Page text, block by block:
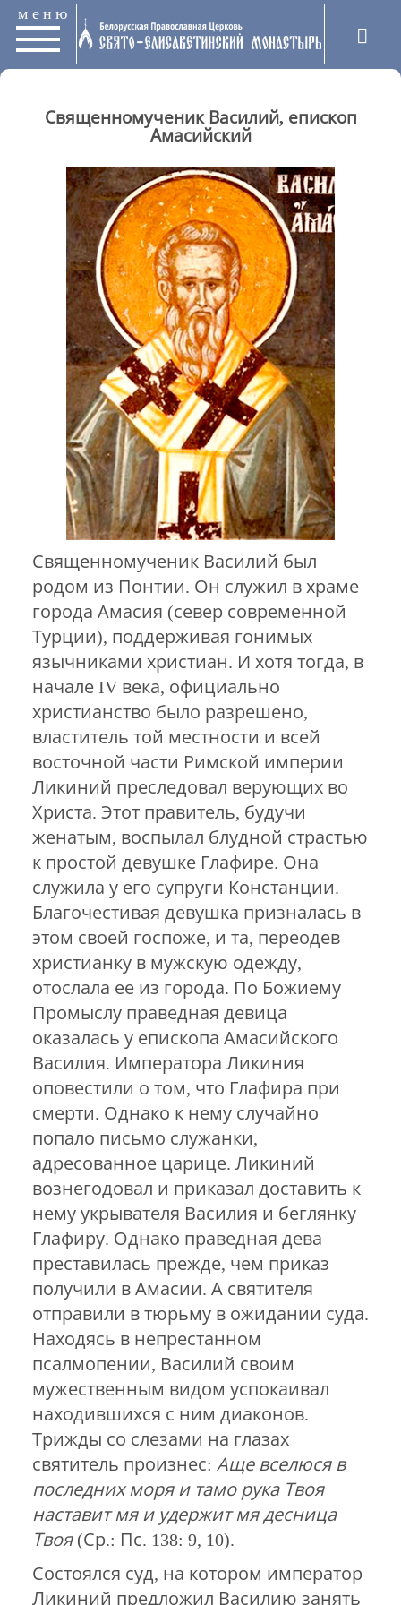
меню
Священномученик Василий, епископ
Амасийский
Священномученик Василий был
родом из Понтии. Он служил в храме
города Амасия (север современной
Турции), поддерживая гонимых
язычниками христиан. И хотя тогда, в
начале IV века, официально
христианство было разрешено,
властитель той местности и всей
восточной части Римской империи
Ликиний преследовал верующих во
Христа. Этот правитель, будучи
женатым, воспылал блудной страстью
к простой девушке Глафире. Она
служила у его супруги Констанции.
Благочестивая девушка призналась в
этом своей госпоже, и та, переодев
христианку в мужскую одежду,
отослала ее из города. По Божиему
Промыслу праведная девица
оказалась у епископа Амасийского
Василия. Императора Ликиния
оповестили о том, что Глафира при
смерти. Однако к нему случайно
попало письмо служанки,
адресованное царице. Ликиний
вознегодовал и приказал доставить к
нему укрывателя Василия и беглянку
Глафиру. Однако праведная дева
преставилась прежде, чем приказ
получили в Амасии. А святителя
отправили в тюрьму в ожидании суда.
Находясь в непрестанном
псалмопении, Василий своим
мужественным видом успокаивал
находившихся с ним диаконов.
Трижды со слезами на глазах
святитель произнес: Аще вселюся в
последних моря и тамо рука Твоя
наставит мя и удержит мя десница
Твоя(Ср.: Пс. 138: 9, 10).
Состоялся суд, на котором император
Ликиний предложил Василию занять